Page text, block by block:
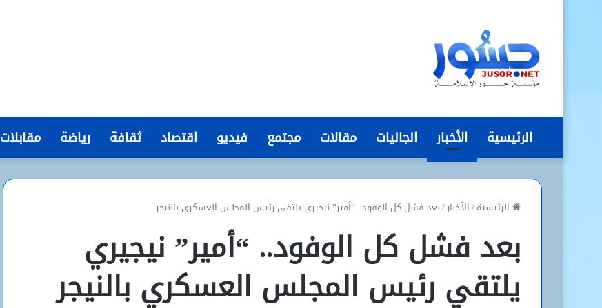
الرئيسية الأخبار الجاليات مقالات مجتمع فيديو اقتصاد ثقافة رياضة مقابلات
الرئيسية/الأخبار/بعد فشل كل الوفود.. “أمير” نيجيري يلتقي رئيس المجلس العسكري بالنيجر
بعد فشل كل الوفود.. “أمير” نيجيري
يلتقي رئيس المجلس العسكري بالنيجر